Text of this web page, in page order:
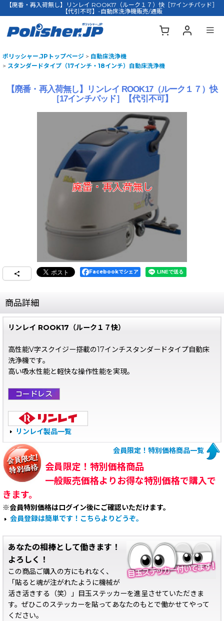
【廃番・再入荷無し】リンレイ ROOK17（ルーク１７）快［17インチパッド］
【代引不可】-自動床洗浄機販売/通販
ポリッシャー.JPトップページ > 自動床洗浄機
> スタンダードタイプ（17インチ・18インチ）自動床洗浄機
【廃番・再入荷無し】リンレイ ROOK17（ルーク１７）快
［17インチパッド］【代引不可】
Facebookでシェア
商品詳細
リンレイ ROOK17（ルーク１７快）
高性能V字スクイジー搭載の17インチスタンダードタイプ自動床
洗浄機です。
高い吸水性能と軽快な操作性能を実現。
リンレイ製品一覧
会員限定！特別価格商品一覧
会員限定！特別価格商品
一般販売価格よりお得な特別価格で購入で
きます。
※会員特別価格はログイン後にご確認いただけます。
会員登録は簡単です！こちらよりどうぞ。
あなたの相棒として働きます！
よろしく！
この商品ご購入の方にもれなく、
「貼ると魂が注がれたように機械が
活き活きする（笑）」目玉ステッカーを進呈させていただきま
す。ぜひこのステッカーを貼ってあなたのもとで働かせてやって
ください。